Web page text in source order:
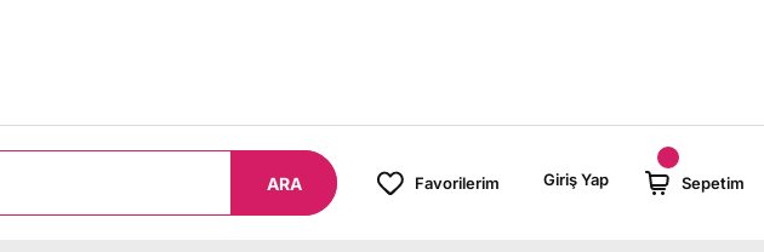
ARA Favorilerim Giriş Yap Sepetim